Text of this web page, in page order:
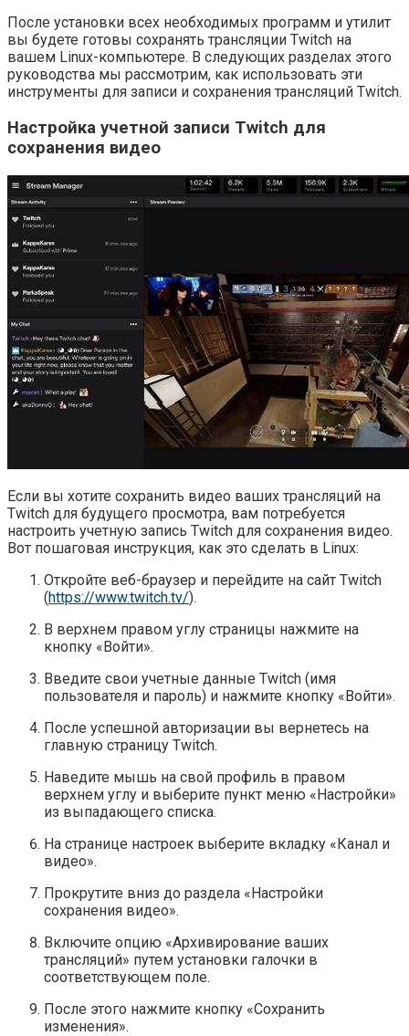
После установки всех необходимых программ и утилит
вы будете готовы сохранять трансляции Twitch на
вашем Linux-компьютере. В следующих разделах этого
руководства мы рассмотрим, как использовать эти
инструменты для записи и сохранения трансляций Twitch.
Настройка учетной записи Twitch для
сохранения видео
Если вы хотите сохранить видео ваших трансляций на
Twitch для будущего просмотра, вам потребуется
настроить учетную запись Twitch для сохранения видео.
Вот пошаговая инструкция, как это сделать в Linux:
Откройте веб-браузер и перейдите на сайт Twitch
(https://www.twitch.tv/).
В верхнем правом углу страницы нажмите на
кнопку «Войти».
Введите свои учетные данные Twitch (имя
пользователя и пароль) и нажмите кнопку «Войти».
После успешной авторизации вы вернетесь на
главную страницу Twitch.
Наведите мышь на свой профиль в правом
верхнем углу и выберите пункт меню «Настройки»
из выпадающего списка.
На странице настроек выберите вкладку «Канал и
видео».
Прокрутите вниз до раздела «Настройки
сохранения видео».
Включите опцию «Архивирование ваших
трансляций» путем установки галочки в
соответствующем поле.
После этого нажмите кнопку «Сохранить
изменения».